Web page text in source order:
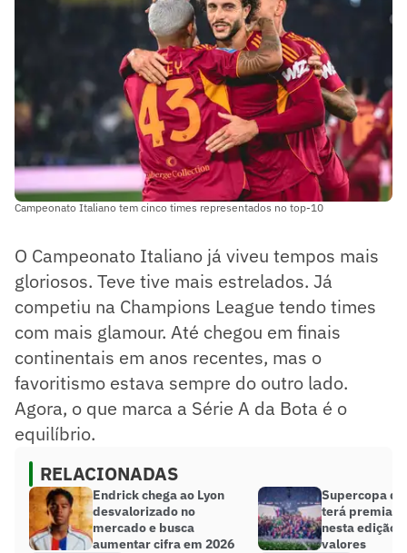
Campeonato Italiano tem cinco times representados no top-10
O Campeonato Italiano já viveu tempos mais
gloriosos. Teve tive mais estrelados. Já
competiu na Champions League tendo times
com mais glamour. Até chegou em finais
continentais em anos recentes, mas o
favoritismo estava sempre do outro lado.
Agora, o que marca a Série A da Bota é o
equilíbrio.
RELACIONADAS
Endrick chega ao Lyon
desvalorizado no
mercado e busca
aumentar cifra em 2026
Supercopa
terá
nesta edição;
valores